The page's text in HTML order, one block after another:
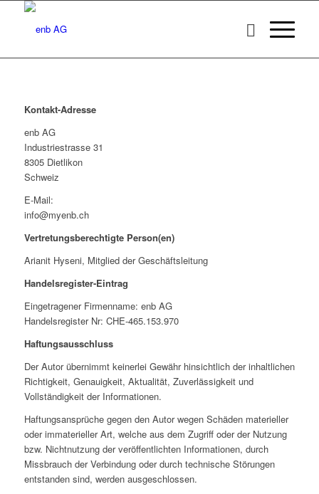
Kontakt-Adresse
enb AG
Industriestrasse 31
8305 Dietlikon
Schweiz
E-Mail:
info@myenb.ch
Vertretungsberechtigte Person(en)
Arianit Hyseni, Mitglied der Geschäftsleitung
Handelsregister-Eintrag
Eingetragener Firmenname: enb AG
Handelsregister Nr: CHE-465.153.970
Haftungsausschluss
Der Autor übernimmt keinerlei Gewähr hinsichtlich der inhaltlichen
Richtigkeit, Genauigkeit, Aktualität, Zuverlässigkeit und
Vollständigkeit der Informationen.
Haftungsansprüche gegen den Autor wegen Schäden materieller
oder immaterieller Art, welche aus dem Zugriff oder der Nutzung
bzw. Nichtnutzung der veröffentlichten Informationen, durch
Missbrauch der Verbindung oder durch technische Störungen
entstanden sind, werden ausgeschlossen.